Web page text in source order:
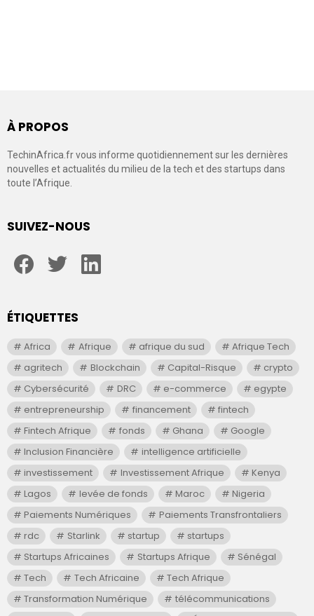
À PROPOS
TechinAfrica.fr vous informe quotidiennement sur les dernières
nouvelles et actualités du milieu de la tech et des startups dans
toute l’Afrique.
SUIVEZ-NOUS
ÉTIQUETTES
Africa Afrique afrique du sud
Afrique Tech
agritech
Blockchain Capital-Risque
crypto
Cybersécurité
DRC e-commerce
egypte
entrepreneurship
financement
fintech
Fintech Afrique
fonds Ghana
Google
Inclusion Financière
intelligence artificielle
investissement
Investissement Afrique
Kenya
Lagos
levée de fonds Maroc
Nigeria
Paiements Numériques
Paiements Transfrontaliers
rdc
Starlink startup
startups
Startups Africaines
Startups Afrique
Sénégal
Tech
Tech Africaine
Tech Afrique
Transformation Numérique
télécommunications